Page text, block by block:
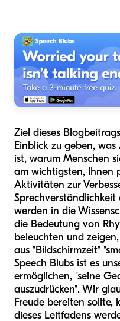
Ziel dieses
Einblick zu geben,
ist, warum Menschen
am wichtigsten, Ihnen
Aktivitäten zur
werden in die
die Bedeutung von
beleuchten und
aus "Bildschirmzeit"
Speech Blubs ist es
ermöglichen, "seine
auszudrücken". Wir
Freude bereiten sollte,
dieses Leitfadens